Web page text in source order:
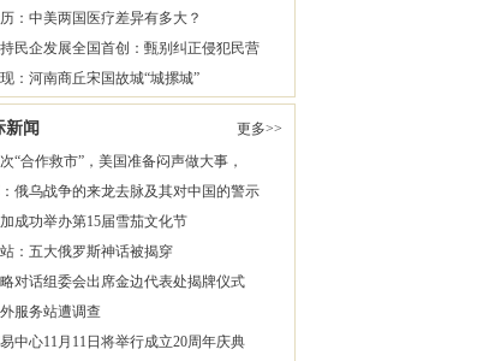
：中美两国医疗差异有多大？
民企发展全国首创：甄别纠正侵犯民营
：河南商丘宋国故城“城摞城”
新闻
更多>>
“合作救市”，美国准备闷声做大事，
俄乌战争的来龙去脉及其对中国的警示
成功举办第15届雪茄文化节
：五大俄罗斯神话被揭穿
对话组委会出席金边代表处揭牌仪式
服务站遭调查
中心11月11日将举行成立20周年庆典